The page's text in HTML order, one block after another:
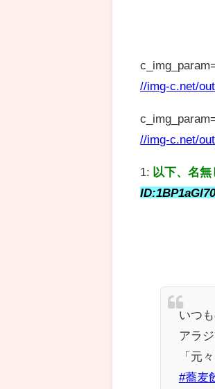
//img-c.net/
//img-c.net/
1: 以下、名
いつ
アラ
「元
#蕎麦